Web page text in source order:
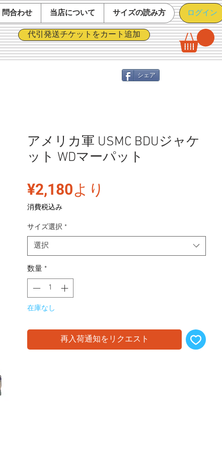
問合わせ 当店について サイズの読み方
代引発送チケットをカート追加
ログイン
アメリカ軍 USMC BDUジャケ
ット WDマーパット
¥2,180より
消費税込み
サイズ選択 *
選択
数量 *
在庫なし
再入荷通知をリクエスト
シェア